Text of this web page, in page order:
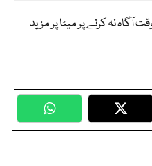
آگاہ نہ کرنے پر میٹا پر مزید
WhatsApp